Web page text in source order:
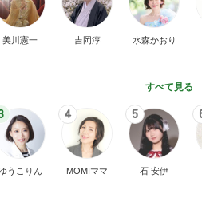
美川憲一 吉岡淳 水森かおり
すべて見る
うこりん
4
MOMIママ
5
石 安伊